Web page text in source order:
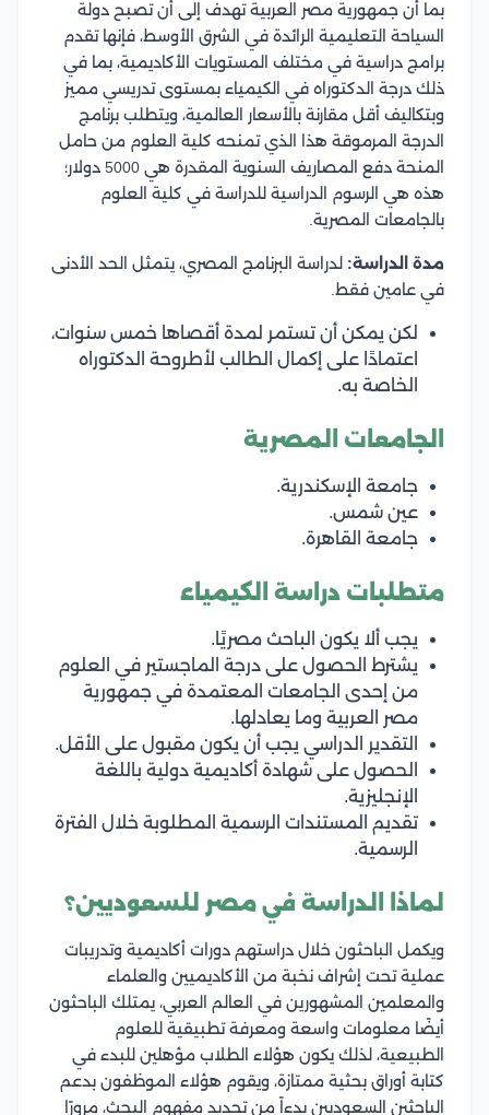
بما أن جمهورية مصر العربية تهدف إلى أن تصبح دولة
السياحة التعليمية الرائدة في الشرق الأوسط، فإنها تقدم
برامج دراسية في مختلف المستويات الأكاديمية، بما في
ذلك درجة الدكتوراه في الكيمياء بمستوى تدريسي مميز
وبتكاليف أقل مقارنة بالأسعار العالمية، ويتطلب برنامج
الدرجة المرموقة هذا الذي تمنحه كلية العلوم من حامل
المنحة دفع المصاريف السنوية المقدرة هي 5000 دولار؛
هذه هي الرسوم الدراسية للدراسة في كلية العلوم
بالجامعات المصرية.
مدة الدراسة: لدراسة البرنامج المصري، يتمثل الحد الأدنى
في عامين فقط.
لكن يمكن أن تستمر لمدة أقصاها خمس سنوات،
اعتمادًا على إكمال الطالب لأطروحة الدكتوراه
الخاصة به.
الجامعات المصرية
جامعة الإسكندرية.
عين شمس.
جامعة القاهرة.
متطلبات دراسة الكيمياء
يجب ألا يكون الباحث مصريًا.
يشترط الحصول على درجة الماجستير في العلوم
من إحدى الجامعات المعتمدة في جمهورية
مصر العربية وما يعادلها.
التقدير الدراسي يجب أن يكون مقبول على الأقل.
الحصول على شهادة أكاديمية دولية باللغة
الإنجليزية.
تقديم المستندات الرسمية المطلوبة خلال الفترة
الرسمية.
لماذا الدراسة في مصر للسعوديين؟
ويكمل الباحثون خلال دراستهم دورات أكاديمية وتدريبات
عملية تحت إشراف نخبة من الأكاديميين والعلماء
والمعلمين المشهورين في العالم العربي، يمتلك الباحثون
أيضًا معلومات واسعة ومعرفة تطبيقية للعلوم
الطبيعية، لذلك يكون هؤلاء الطلاب مؤهلين للبدء في
كتابة أوراق بحثية ممتازة، ويقوم هؤلاء الموظفون بدعم
الباحثين السعوديين بدءاً من تحديد مفهوم البحث، مرورًا